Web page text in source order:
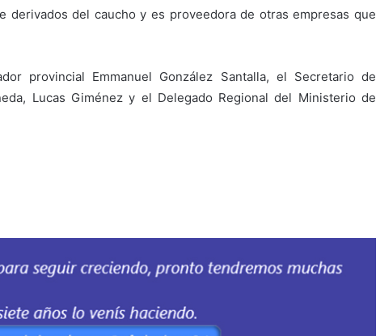
derivados del caucho y es proveedora de otras empresas que
provincial Emmanuel González Santalla, el Secretario de
Lucas Giménez y el Delegado Regional del Ministerio de